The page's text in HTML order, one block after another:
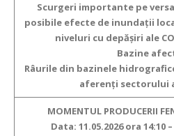
Scurgeri importante pe
posibile efecte de inundaţii
niveluri cu depăşiri ale
Bazine
Râurile din bazinele
aferenți sectorului
MOMENTUL PRODUCERII
Data: 11.05.2026 ora 14:10